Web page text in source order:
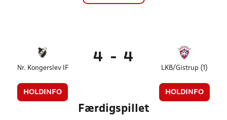
Nr. Kongerslev IF
HOLDINFO
4 - 4
LKB/Gistrup (1)
HOLDINFO
Færdigspillet